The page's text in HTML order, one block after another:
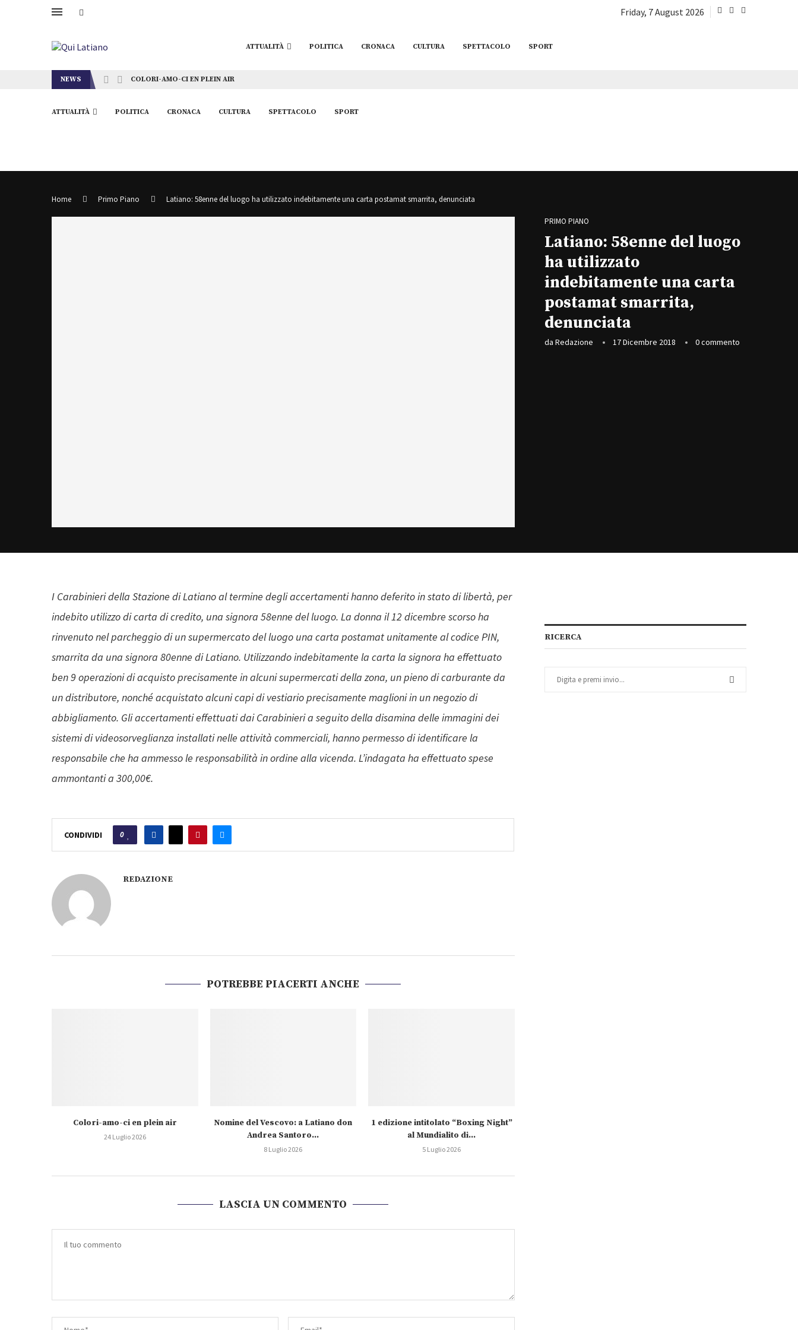
Friday, 7 August 2026
ATTUALITÀ POLITICA CRONACA CULTURA SPETTACOLO SPORT
NEWS COLORI-AMO-CI EN PLEIN AIR
ATTUALITÀ POLITICA CRONACA CULTURA SPETTACOLO SPORT
Home Primo Piano Latiano: 58enne del luogo ha utilizzato indebitamente una carta postamat smarrita, denunciata
PRIMO PIANO
Latiano: 58enne del luogo
ha utilizzato
indebitamente una carta
postamat smarrita,
denunciata
da Redazione 17 Dicembre 2018 0 commento
I Carabinieri della Stazione di Latiano al termine degli accertamenti hanno deferito in stato di libertà, per
indebito utilizzo di carta di credito, una signora 58enne del luogo. La donna il 12 dicembre scorso ha
rinvenuto nel parcheggio di un supermercato del luogo una carta postamat unitamente al codice PIN,
smarrita da una signora 80enne di Latiano. Utilizzando indebitamente la carta la signora ha effettuato
ben 9 operazioni di acquisto precisamente in alcuni supermercati della zona, un pieno di carburante da
un distributore, nonché acquistato alcuni capi di vestiario precisamente maglioni in un negozio di
abbigliamento. Gli accertamenti effettuati dai Carabinieri a seguito della disamina delle immagini dei
sistemi di videosorveglianza installati nelle attività commerciali, hanno permesso di identificare la
responsabile che ha ammesso le responsabilità in ordine alla vicenda. L’indagata ha effettuato spese
ammontanti a 300,00€.
CONDIVIDI 0
REDAZIONE
POTREBBE PIACERTI ANCHE
Colori-amo-ci en plein air
24 Luglio 2026
Nomine del Vescovo: a Latiano don
Andrea Santoro...
8 Luglio 2026
1 edizione intitolato “Boxing Night”
al Mundialito di...
5 Luglio 2026
LASCIA UN COMMENTO
RICERCA